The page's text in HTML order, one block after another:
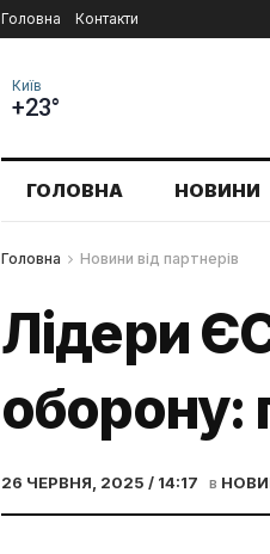
Головна Контакти
Київ
+23°
ГОЛОВНА НОВИНИ
Головна Новини від партнерів
Лідери
оборону:
26 ЧЕРВНЯ, 2025 / 14:17 в